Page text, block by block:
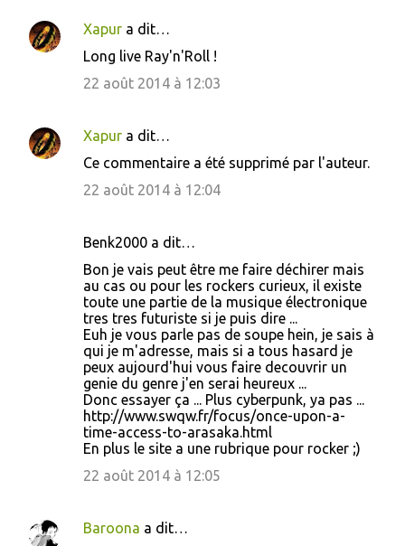
r
e
Xapur a dit…
Long live Ray'n'Roll !
22 août 2014 à 12:03
Xapur a dit…
Ce commentaire a été supprimé par l'auteur.
22 août 2014 à 12:04
Benk2000 a dit…
Bon je vais peut être me faire déchirer mais
au cas ou pour les rockers curieux, il existe
toute une partie de la musique électronique
tres tres futuriste si je puis dire ...
Euh je vous parle pas de soupe hein, je sais à
qui je m'adresse, mais si a tous hasard je
peux aujourd'hui vous faire decouvrir un
genie du genre j'en serai heureux ...
Donc essayer ça ... Plus cyberpunk, ya pas ...
http://www.swqw.fr/focus/once-upon-a-
time-access-to-arasaka.html
En plus le site a une rubrique pour rocker ;)
22 août 2014 à 12:05
Baroona a dit…